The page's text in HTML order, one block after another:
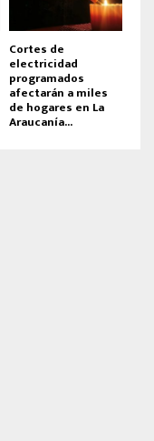
Cortes de
electricidad
programados
afectarán a miles
de hogares en La
Araucanía...